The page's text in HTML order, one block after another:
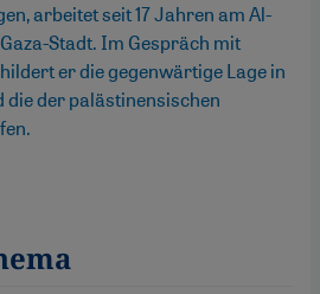
arbeitet seit 17 Jahren am Al-
Stadt. Im Gespräch mit
er die gegenwärtige Lage in
die der palästinensischen